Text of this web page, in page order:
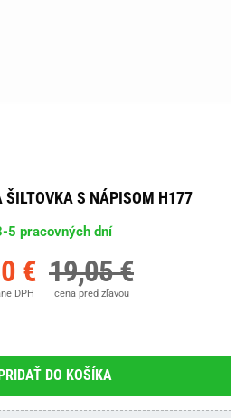
ŠILTOVKA S NÁPISOM H177
5 pracovných dní
€
DPH
19,05 €
cena pred zľavou
PRIDAŤ DO KOŠÍKA